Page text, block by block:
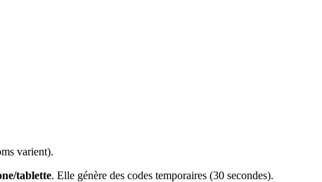
varient).
tablette. Elle génère des codes temporaires (30 secondes).